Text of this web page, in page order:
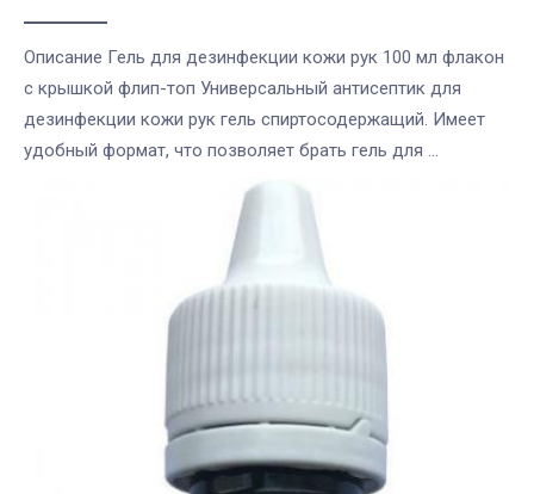
Описание Гель для дезинфекции кожи рук 100 мл флакон
с крышкой флип-топ Универсальный антисептик для
дезинфекции кожи рук гель спиртосодержащий. Имеет
удобный формат, что позволяет брать гель для ...